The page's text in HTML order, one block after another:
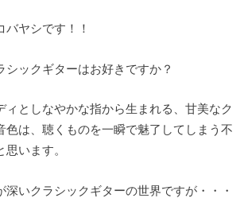
ヤシです！！
シックギターはお好きですか？
ィとしなやかな指から生まれる、甘美なク
色は、聴くものを一瞬で魅了してしまう不
います。
深いクラシックギターの世界ですが・・・